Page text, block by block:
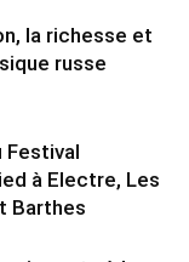
la richesse et
russe
Festival
à Electre, Les
Barthes